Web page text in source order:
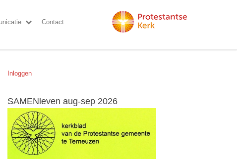
Contact
Inloggen
SAMENleven aug-sep 2026